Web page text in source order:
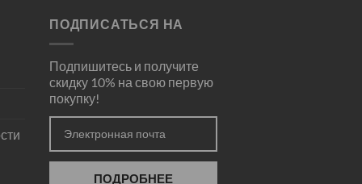
ПОДПИСАТЬСЯ НА
Подпишитесь и получите
скидку 10% на свою первую
покупку!
ПОДРОБНЕЕ